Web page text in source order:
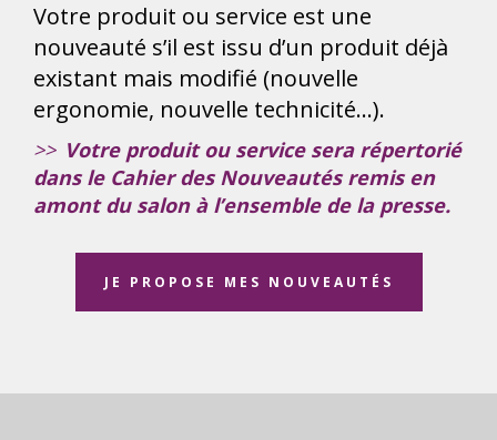
Votre produit ou service est une
nouveauté s’il est issu d’un produit déjà
existant mais modifié (nouvelle
ergonomie, nouvelle technicité…).
>> Votre produit ou service sera répertorié
dans le Cahier des Nouveautés remis en
amont du salon à l’ensemble de la presse.
JE PROPOSE MES NOUVEAUTÉS